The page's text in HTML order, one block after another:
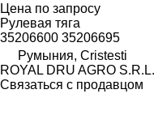
Цена по запросу
Рулевая тяга
35206600 35206695
Румыния, Cristesti
ROYAL DRU AGRO S.R.L.
Связаться с продавцом